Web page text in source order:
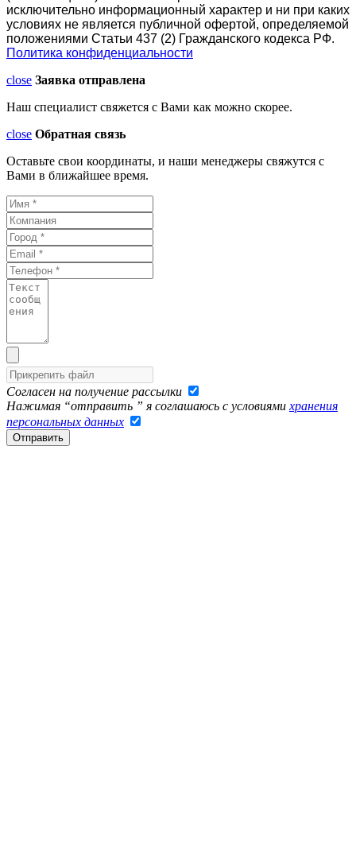
исключительно информационный характер и ни при каких
условиях не является публичной офертой, определяемой
положениями Статьи 437 (2) Гражданского кодекса РФ.
Политика конфиденциальности
close Заявка отправлена
Наш специалист свяжется с Вами как можно скорее.
close Обратная связь
Оставьте свои координаты, и наши менеджеры свяжутся с
Вами в ближайшее время.
Согласен на получение рассылки
Нажимая “отправить ” я соглашаюсь с условиями хранения
персональных данных